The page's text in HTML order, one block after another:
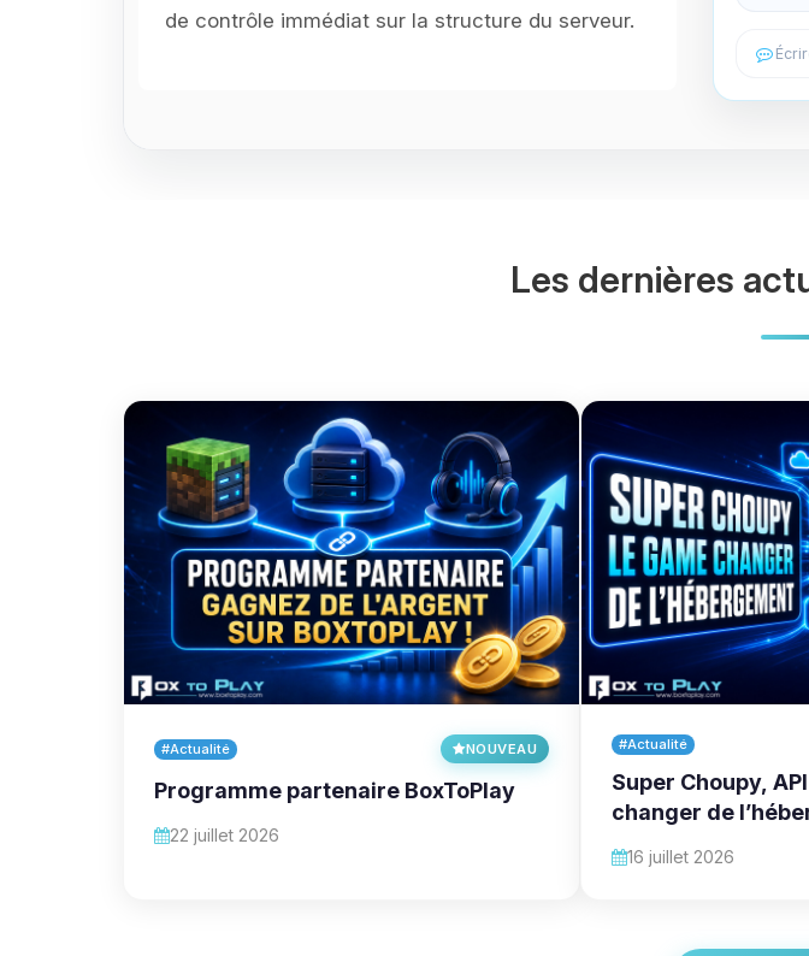
de contrôle immédiat sur la structure du serveur.
Les dernières
#Actualité NOUVEAU
Programme partenaire BoxToPlay
22 juillet 2026
#Actualité
Super Choupy,
changer de
16 juillet 2026